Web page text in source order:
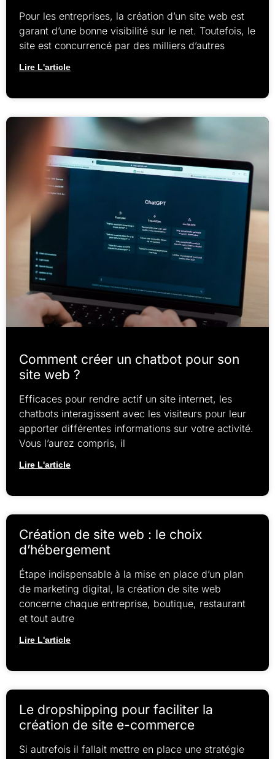
Pour les entreprises, la création d’un site web est
garant d’une bonne visibilité sur le net. Toutefois, le
site est concurrencé par des milliers d’autres
Lire L'article
Comment créer un chatbot pour son
site web ?
Efficaces pour rendre actif un site internet, les
chatbots interagissent avec les visiteurs pour leur
apporter différentes informations sur votre activité.
Vous l’aurez compris, il
Lire L'article
Création de site web : le choix
d’hébergement
Étape indispensable à la mise en place d’un plan
de marketing digital, la création de site web
concerne chaque entreprise, boutique, restaurant
et tout autre
Lire L'article
Le dropshipping pour faciliter la
création de site e-commerce
Si autrefois il fallait mettre en place une stratégie